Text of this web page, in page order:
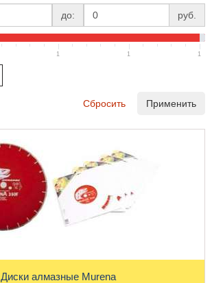
до: руб.
1 1 1
Сбросить Применить
Диски алмазные Murena